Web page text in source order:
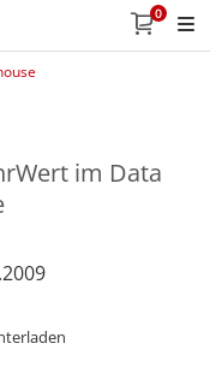
0
im Data